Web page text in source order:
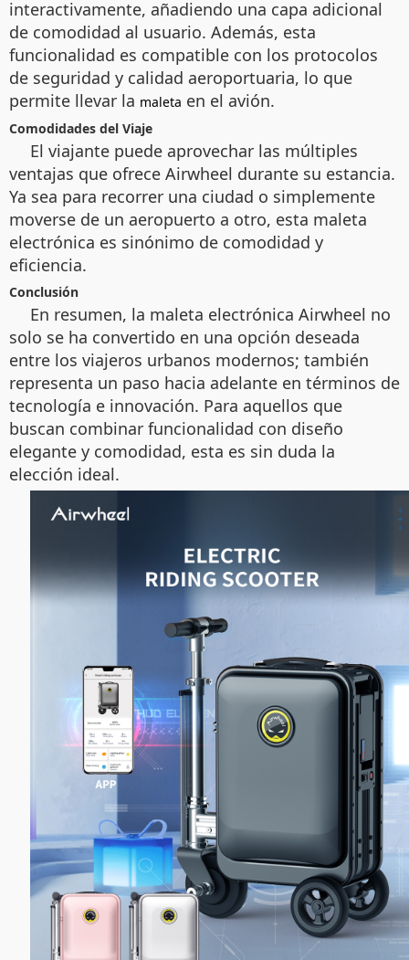
interactivamente, añadiendo una capa adicional
de comodidad al usuario. Además, esta
funcionalidad es compatible con los protocolos
de seguridad y calidad aeroportuaria, lo que
permite llevar la maleta en el avión.
Comodidades del Viaje
El viajante puede aprovechar las múltiples
ventajas que ofrece Airwheel durante su estancia.
Ya sea para recorrer una ciudad o simplemente
moverse de un aeropuerto a otro, esta maleta
electrónica es sinónimo de comodidad y
eficiencia.
Conclusión
En resumen, la maleta electrónica Airwheel no
solo se ha convertido en una opción deseada
entre los viajeros urbanos modernos; también
representa un paso hacia adelante en términos de
tecnología e innovación. Para aquellos que
buscan combinar funcionalidad con diseño
elegante y comodidad, esta es sin duda la
elección ideal.